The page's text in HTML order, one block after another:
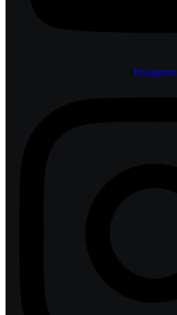
Instagram